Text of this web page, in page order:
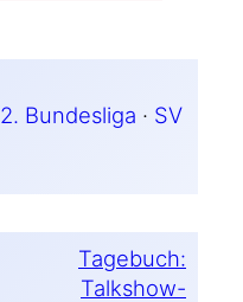
2. Bundesliga · SV
Tagebuch:
Talkshow-